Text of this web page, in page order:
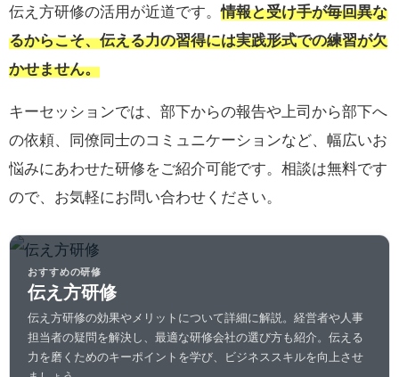
伝え方研修の活用が近道です。情報と受け手が毎回異な
るからこそ、伝える力の習得には実践形式での練習が欠
かせません。
キーセッションでは、部下からの報告や上司から部下へ
の依頼、同僚同士のコミュニケーションなど、幅広いお
悩みにあわせた研修をご紹介可能です。相談は無料です
ので、お気軽にお問い合わせください。
おすすめの研修
伝え方研修
伝え方研修の効果やメリットについて詳細に解説。経営者や人事
担当者の疑問を解決し、最適な研修会社の選び方も紹介。伝える
力を磨くためのキーポイントを学び、ビジネススキルを向上させ